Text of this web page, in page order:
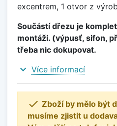
excentrem, 1 otvor z
Součástí dřezu je
montáži. (výpusť, sifon,
třeba nic dokupovat.
expand_more Více informací
 Zboží by mělo být
musíme zjistit u